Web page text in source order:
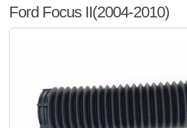
Ford Focus II(2004-2010)